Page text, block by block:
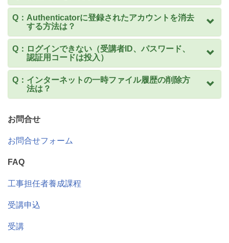
Q：Authenticatorに登録されたアカウントを消去
する方法は？
Q：ログインできない（受講者ID、パスワード、
認証用コードは投入）
Q：インターネットの一時ファイル履歴の削除方
法は？
お問合せ
お問合せフォーム
FAQ
工事担任者養成課程
受講申込
受講